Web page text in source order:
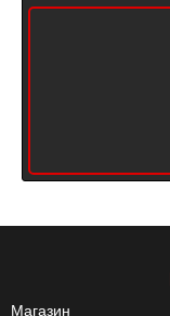
Магазин